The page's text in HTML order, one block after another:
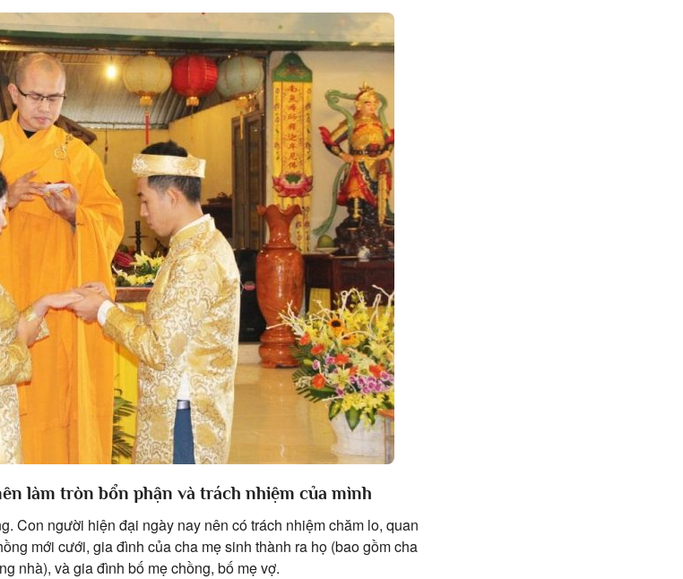
làm tròn bổn phận và trách nhiệm của mình
Con người hiện đại ngày nay nên có trách nhiệm chăm lo, quan
mới cưới, gia đình của cha mẹ sinh thành ra họ (bao gồm cha
nhà), và gia đình bố mẹ chồng, bố mẹ vợ.